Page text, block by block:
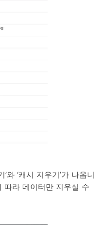
‘캐시 지우기’가 나옵니
따라 데이터만 지우실 수